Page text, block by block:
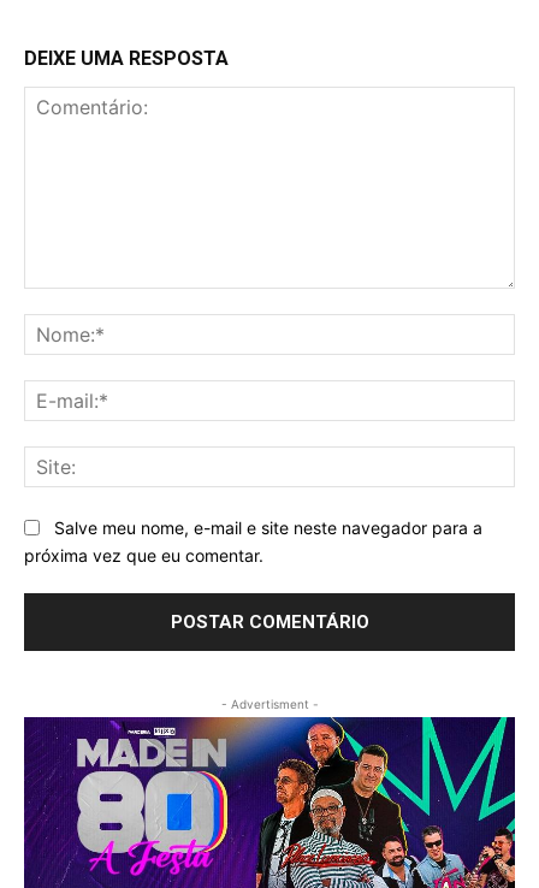
DEIXE UMA RESPOSTA
Salve meu nome, e-mail e site neste navegador para a
próxima vez que eu comentar.
- Advertisment -